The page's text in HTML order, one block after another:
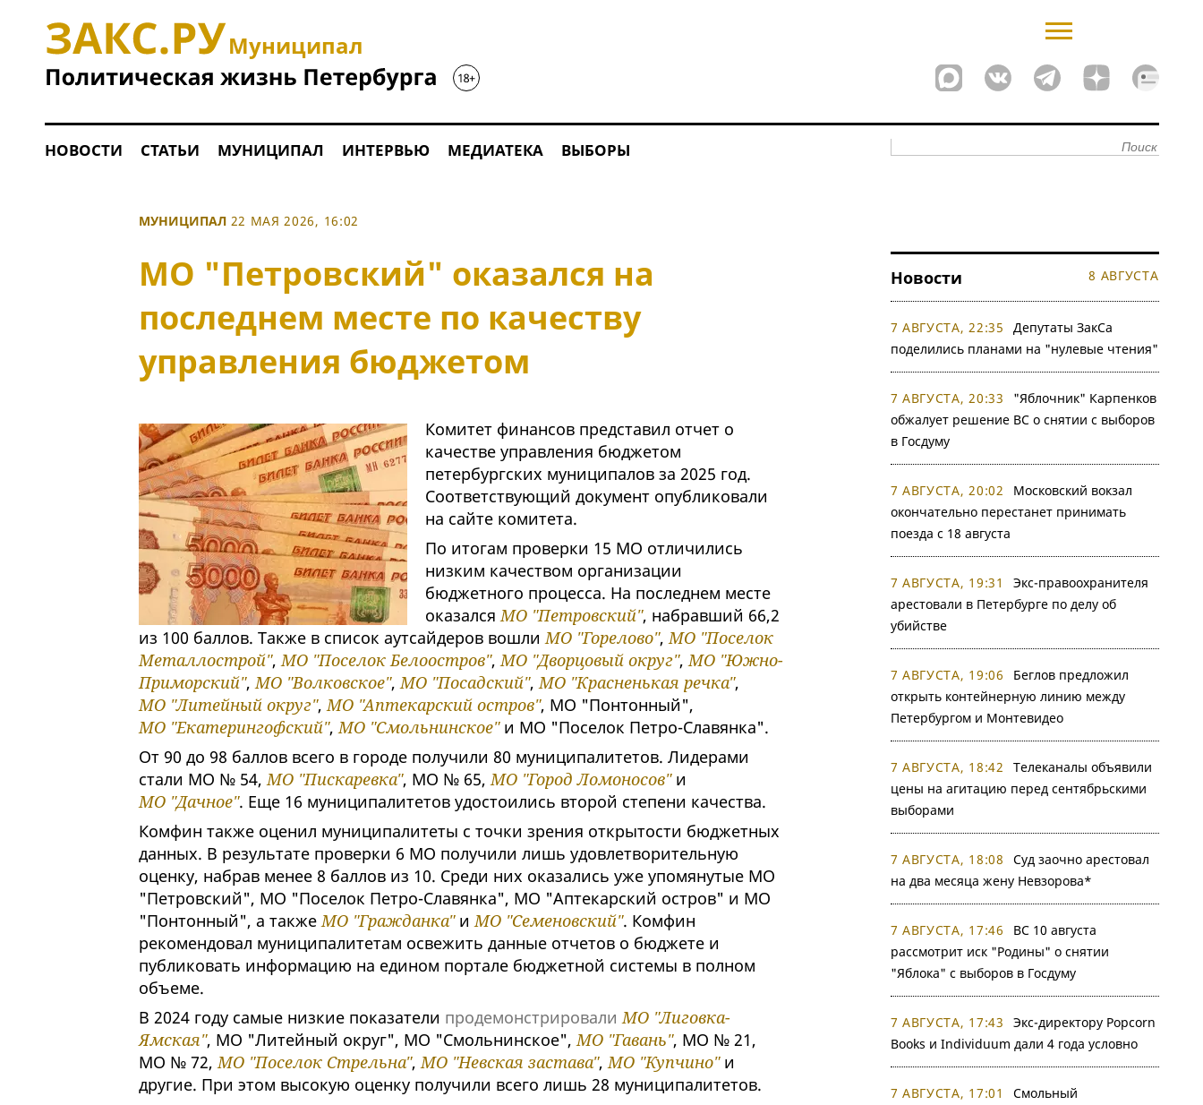
Муниципал
НОВОСТИ СТАТЬИ МУНИЦИПАЛ ИНТЕРВЬЮ МЕДИАТЕКА ВЫБОРЫ
МУНИЦИПАЛ 22 МАЯ 2026, 16:02
МО "Петровский" оказался на
последнем месте по качеству
управления бюджетом
Комитет финансов представил отчет о
качестве управления бюджетом
петербургских муниципалов за 2025 год.
Соответствующий документ опубликовали
на сайте комитета.
По итогам проверки 15 МО отличились
низким качеством организации
бюджетного процесса. На последнем месте
оказалсяМО "Петровский", набравший 66,2
из 100 баллов. Также в список аутсайдеров вошлиМО "Горелово",МО "Поселок
Металлострой",МО "Поселок Белоостров",МО "Дворцовый округ",МО "Южно-
Приморский",МО "Волковское",МО "Посадский",МО "Красненькая речка",
МО "Литейный округ",МО "Аптекарский остров", МО "Понтонный",
МО "Екатерингофский",МО "Смольнинское"и МО "Поселок Петро-Славянка".
От 90 до 98 баллов всего в городе получили 80 муниципалитетов. Лидерами
стали МО № 54,МО "Пискаревка", МО № 65,МО "Город Ломоносов"и
МО "Дачное". Еще 16 муниципалитетов удостоились второй степени качества.
Комфин также оценил муниципалитеты с точки зрения открытости бюджетных
данных. В результате проверки 6 МО получили лишь удовлетворительную
оценку, набрав менее 8 баллов из 10. Среди них оказались уже упомянутые МО
"Петровский", МО "Поселок Петро-Славянка", МО "Аптекарский остров" и МО
"Понтонный", а такжеМО "Гражданка"иМО "Семеновский". Комфин
рекомендовал муниципалитетам освежить данные отчетов о бюджете и
публиковать информацию на едином портале бюджетной системы в полном
объеме.
В 2024 году самые низкие показатели продемонстрировали МО "Лиговка-
Ямская", МО "Литейный округ", МО "Смольнинское",МО "Гавань", МО № 21,
МО № 72,МО "Поселок Стрельна",МО "Невская застава",МО "Купчино"и
другие. При этом высокую оценку получили всего лишь 28 муниципалитетов.
Новости 8 АВГУСТА
7 АВГУСТА, 22:35
Депутаты ЗакСа
поделились планами на "нулевые чтения"
7 АВГУСТА, 20:33
"Яблочник" Карпенков
обжалует решение ВС о снятии с выборов
в Госдуму
7 АВГУСТА, 20:02
Московский вокзал
окончательно перестанет принимать
поезда с 18 августа
7 АВГУСТА, 19:31
Экс-правоохранителя
арестовали в Петербурге по делу об
убийстве
7 АВГУСТА, 19:06
Беглов предложил
открыть контейнерную линию между
Петербургом и Монтевидео
7 АВГУСТА, 18:42
Телеканалы объявили
цены на агитацию перед сентябрьскими
выборами
7 АВГУСТА, 18:08
Суд заочно арестовал
на два месяца жену Невзорова*
7 АВГУСТА, 17:46
ВС 10 августа
рассмотрит иск "Родины" о снятии
"Яблока" с выборов в Госдуму
7 АВГУСТА, 17:43
Экс-директору Popcorn
Books и Individuum дали 4 года условно
7 АВГУСТА, 17:01
Смольный